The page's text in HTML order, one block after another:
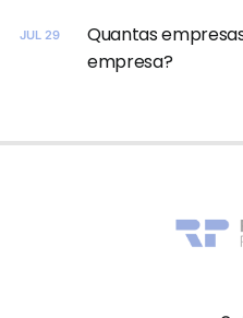
JUL 29
Quantas
empresa?